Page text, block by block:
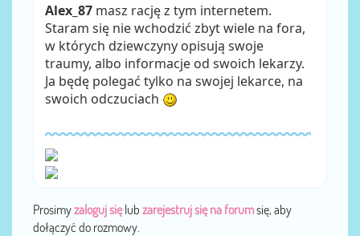
Alex_87 masz rację z tym internetem.
Staram się nie wchodzić zbyt wiele na fora,
w których dziewczyny opisują swoje
traumy, albo informacje od swoich lekarzy.
Ja będę polegać tylko na swojej lekarce, na
swoich odczuciach
Prosimyzaloguj sięlub zarejestruj się na forumsię, aby
dołączyć do rozmowy.